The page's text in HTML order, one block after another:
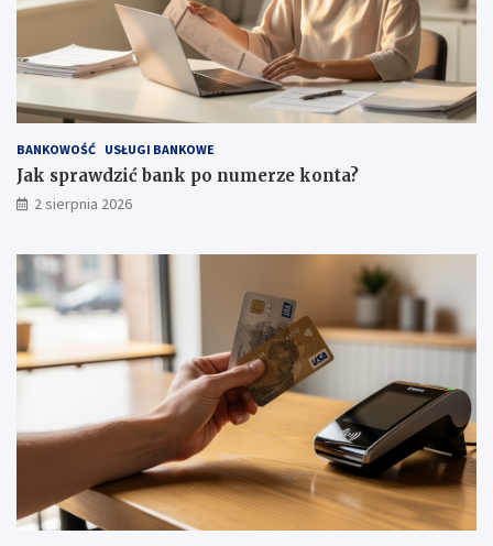
BANKOWOŚĆ USŁUGI BANKOWE
Jak sprawdzić bank po numerze konta?
2 sierpnia 2026